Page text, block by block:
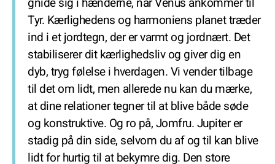
Tyr. Kærlighedens og harmoniens planet træder
ind i et jordtegn, der er varmt og jordnært. Det
stabiliserer dit kærlighedsliv og giver dig en
dyb, tryg følelse i hverdagen. Vi vender tilbage
til det om lidt, men allerede nu kan du mærke,
at dine relationer tegner til at blive både søde
og konstruktive. Og ro på, Jomfru. Jupiter er
stadig på din side, selvom du af og til kan blive
lidt for hurtig til at bekymre dig. Den store